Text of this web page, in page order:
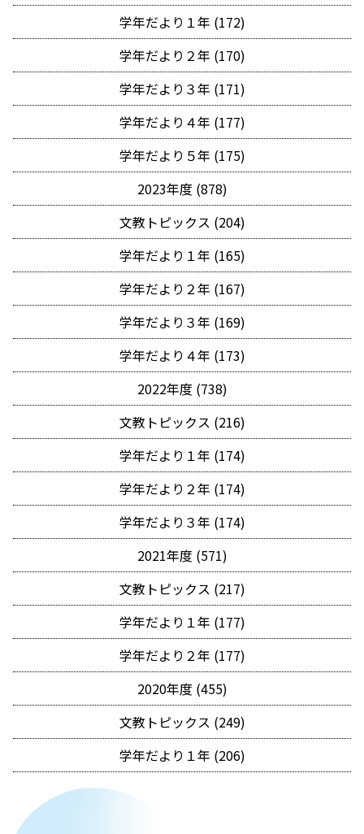
学年だより１年 (172)
学年だより２年 (170)
学年だより３年 (171)
学年だより４年 (177)
学年だより５年 (175)
2023年度 (878)
文教トピックス (204)
学年だより１年 (165)
学年だより２年 (167)
学年だより３年 (169)
学年だより４年 (173)
2022年度 (738)
文教トピックス (216)
学年だより１年 (174)
学年だより２年 (174)
学年だより３年 (174)
2021年度 (571)
文教トピックス (217)
学年だより１年 (177)
学年だより２年 (177)
2020年度 (455)
文教トピックス (249)
学年だより１年 (206)